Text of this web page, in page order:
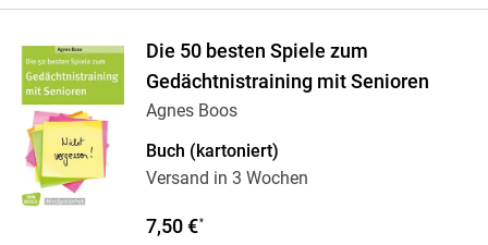
Die 50 besten Spiele zum
Gedächtnistraining mit Senioren
Agnes Boos
Buch (kartoniert)
Versand in 3 Wochen
7,50 €*